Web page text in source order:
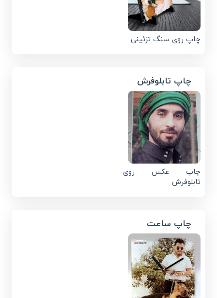
چاپ روی سنگ تزئینی
چاپ تابلوفرش
چاپ عکس روی
تابلوفرش
چاپ ساعت